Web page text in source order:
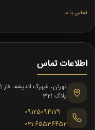
تماس با ما
اطلاعات تماس
پلاک 321
09125094179
021-65536452